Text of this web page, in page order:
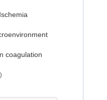
coagulation